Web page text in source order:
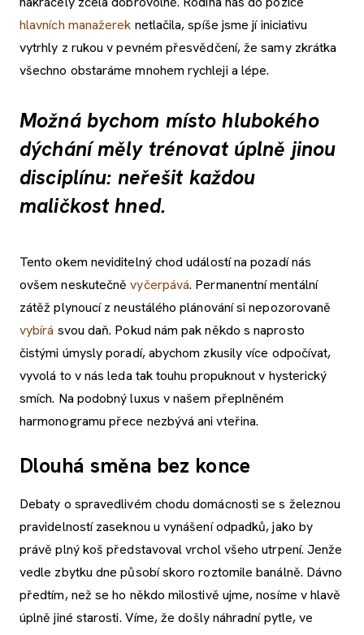
hlavních manažerek netlačila, spíše jsme jí iniciativu
vytrhly z rukou v pevném přesvědčení, že samy zkrátka
všechno obstaráme mnohem rychleji a lépe.
Možná bychom místo hlubokého
dýchání měly trénovat úplně jinou
disciplínu: neřešit každou
maličkost hned.
Tento okem neviditelný chod událostí na pozadí nás
ovšem neskutečněvyčerpává. Permanentní mentální
zátěž plynoucí z neustálého plánování si nepozorovaně
vybírá svou daň. Pokud nám pak někdo s naprosto
čistými úmysly poradí, abychom zkusily více odpočívat,
vyvolá to v nás leda tak touhu propuknout v hysterický
smích. Na podobný luxus v našem přeplněném
harmonogramu přece nezbývá ani vteřina.
Dlouhá směna bez konce
Debaty o spravedlivém chodu domácnosti se s železnou
pravidelností zaseknou u vynášení odpadků, jako by
právě plný koš představoval vrchol všeho utrpení. Jenže
vedle zbytku dne působí skoro roztomile banálně. Dávno
předtím, než se ho někdo milostivě ujme, nosíme v hlavě
úplně jiné starosti. Víme, že došly náhradní pytle, ve